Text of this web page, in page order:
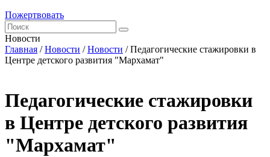
Пожертвовать
Новости
Главная / Новости / Новости / Педагогические стажировки в
Центре детского развития "Мархамат"
Педагогические стажировки
в Центре детского развития
"Мархамат"